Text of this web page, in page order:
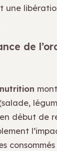
une
de
en début de